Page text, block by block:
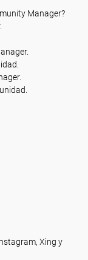
Manager?
Xing y